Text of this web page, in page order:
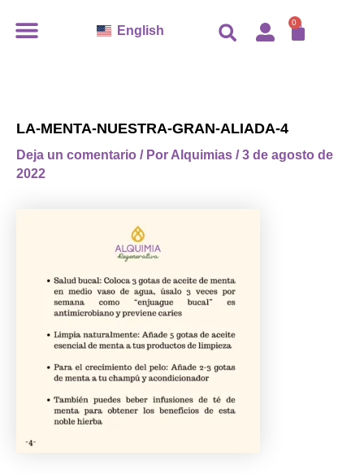
English 0
LA-MENTA-NUESTRA-GRAN-ALIADA-4
Deja un comentario / Por Alquimias /3 de agosto de
2022